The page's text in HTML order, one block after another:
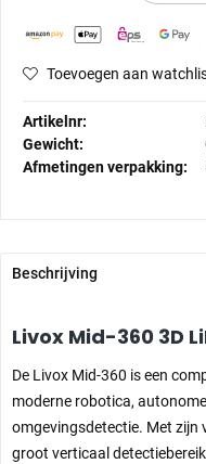
Toevoegen aan
Artikelnr:
Gewicht:
Afmetingen verpakking:
Beschrijving
Livox Mid-360 3D
De Livox Mid-360 is een
moderne robotica,
omgevingsdetectie. Met zijn
groot verticaal